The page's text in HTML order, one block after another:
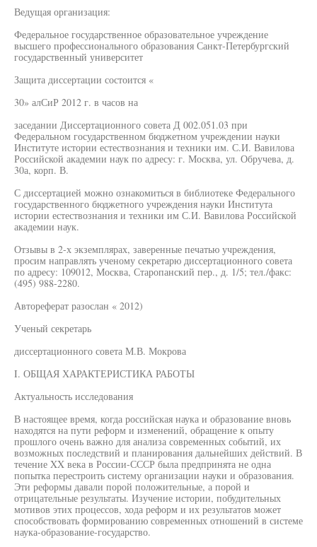
Ведущая организация:
Федеральное государственное образовательное учреждение
высшего профессионального образования Санкт-Петербургский
государственный университет
Защита диссертации состоится «
30» алСиР 2012 г. в часов на
заседании Диссертационного совета Д 002.051.03 при
Федеральном государственном бюджетном учреждении науки
Институте истории естествознания и техники им. С.И. Вавилова
Российской академии наук по адресу: г. Москва, ул. Обручева, д.
30а, корп. В.
С диссертацией можно ознакомиться в библиотеке Федерального
государственного бюджетного учреждения науки Института
истории естествознания и техники им С.И. Вавилова Российской
академии наук.
Отзывы в 2-х экземплярах, заверенные печатью учреждения,
просим направлять ученому секретарю диссертационного совета
по адресу: 109012, Москва, Старопанский пер., д. 1/5; тел./факс:
(495) 988-2280.
Автореферат разослан « 2012)
Ученый секретарь
диссертационного совета М.В. Мокрова
I. ОБЩАЯ ХАРАКТЕРИСТИКА РАБОТЫ
Актуальность исследования
В настоящее время, когда российская наука и образование вновь
находятся на пути реформ и изменений, обращение к опыту
прошлого очень важно для анализа современных событий, их
возможных последствий и планирования дальнейших действий. В
течение XX века в России-СССР была предпринята не одна
попытка перестроить систему организации науки и образования.
Эти реформы давали порой положительные, а порой и
отрицательные результаты. Изучение истории, побудительных
мотивов этих процессов, хода реформ и их результатов может
способствовать формированию современных отношений в системе
наука-образование-государство.